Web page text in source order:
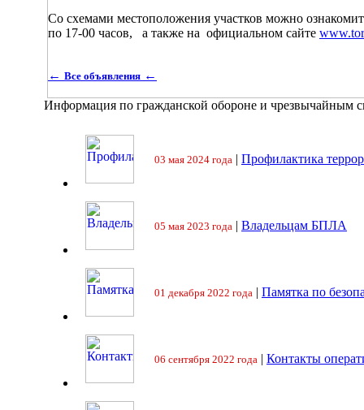
Со схемами местоположения участков можно
по 17-00 часов, а также на официальном сайте
← Все объявления ←
Информация по гражданской обороне и чрезвычайным
03 мая 2024 года | Профилактика
05 мая 2023 года | Владельцам БПЛА
01 декабря 2022 года | Памятка по
06 сентября 2022 года | Контакты